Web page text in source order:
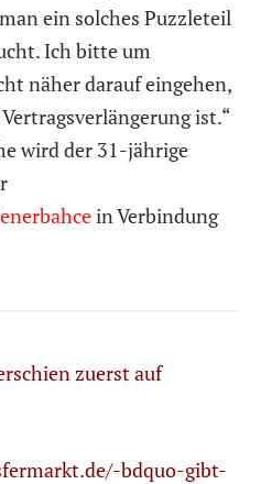
ein solches Puzzleteil
Ich bitte um
näher darauf eingehen,
ist.“
wird der 31-jährige
in Verbindung
zuerst auf
bdquo-gibt-